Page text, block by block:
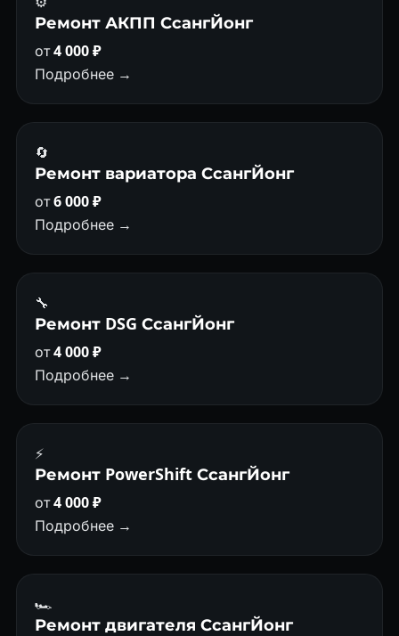
Ремонт АКПП СсангЙонг
от4 000 ₽
Подробнее →
🔄
Ремонт вариатора СсангЙонг
от6 000 ₽
Подробнее →
🔧
Ремонт DSG СсангЙонг
от4 000 ₽
Подробнее →
⚡
Ремонт PowerShift СсангЙонг
от4 000 ₽
Подробнее →
🏎
Ремонт двигателя СсангЙонг